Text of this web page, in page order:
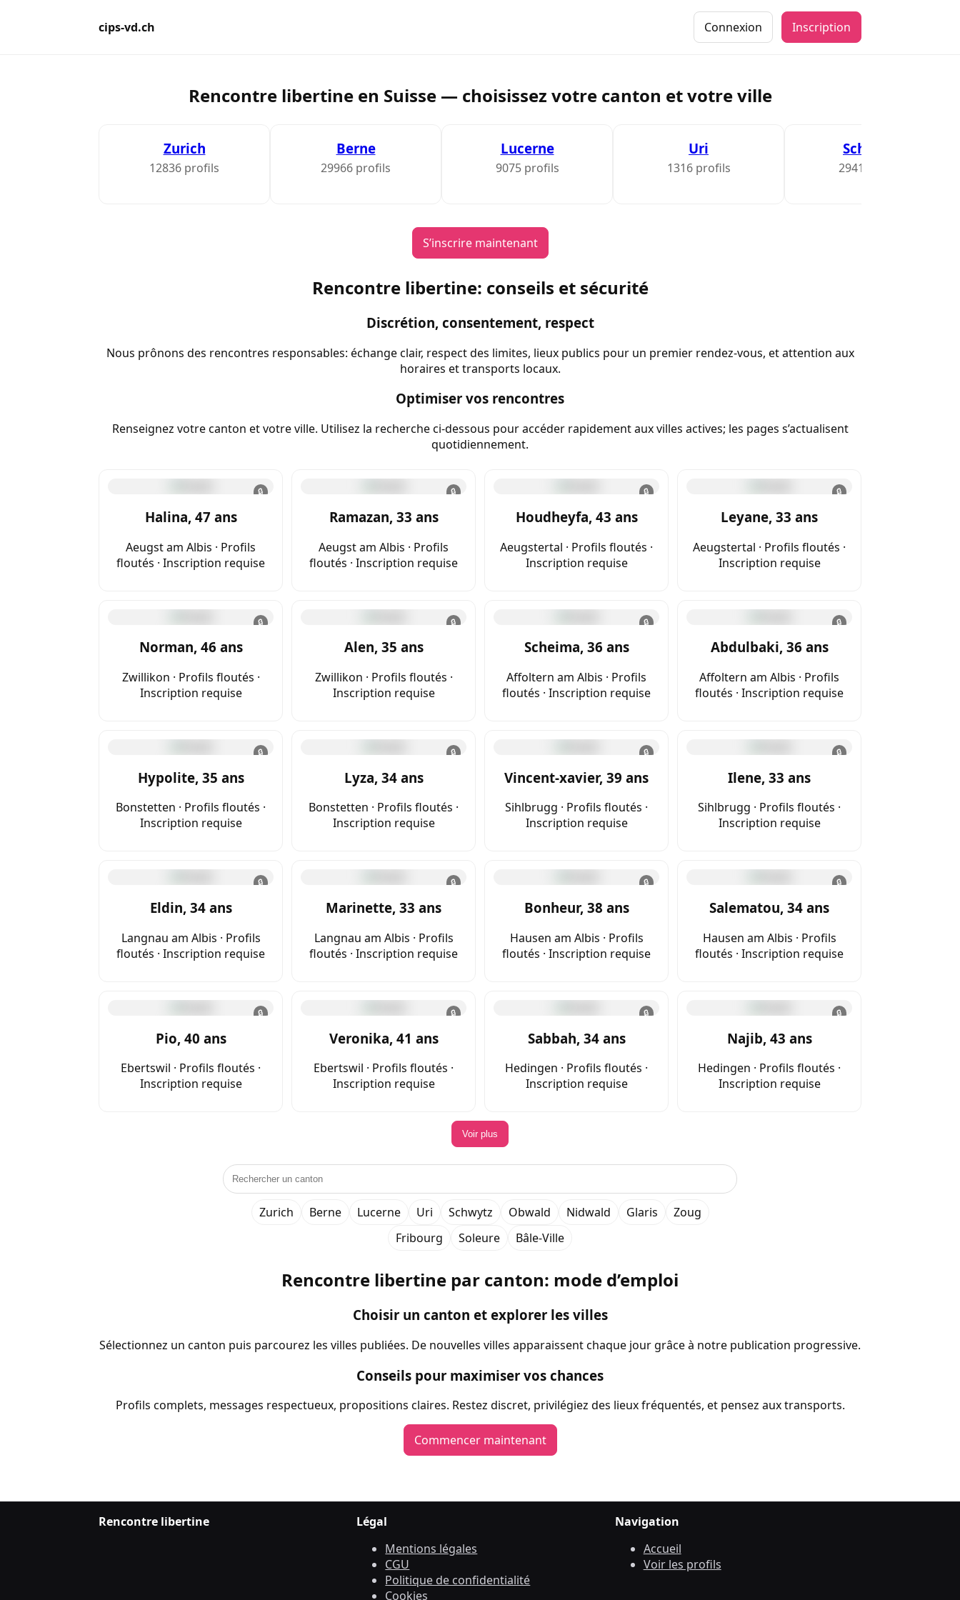
cips-vd.ch Connexion Inscription
Rencontre libertine en Suisse — choisissez votre canton et votre ville
Zurich
12836 profils
Berne
29966 profils
Lucerne
9075 profils
Uri
1316 profils
Schwytz
2941 profils
S’inscrire maintenant
Rencontre libertine: conseils et sécurité
Discrétion, consentement, respect
Nous prônons des rencontres responsables: échange clair, respect des limites, lieux publics pour un premier rendez‑vous, et attention aux
horaires et transports locaux.
Optimiser vos rencontres
Renseignez votre canton et votre ville. Utilisez la recherche ci‑dessous pour accéder rapidement aux villes actives; les pages s’actualisent
quotidiennement.
🔒
Halina, 47 ans
Aeugst am Albis · Profils
floutés · Inscription requise
🔒
Ramazan, 33 ans
Aeugst am Albis · Profils
floutés · Inscription requise
🔒
Houdheyfa, 43 ans
Aeugstertal · Profils floutés ·
Inscription requise
🔒
Leyane, 33 ans
Aeugstertal · Profils floutés ·
Inscription requise
🔒
Norman, 46 ans
Zwillikon · Profils floutés ·
Inscription requise
🔒
Alen, 35 ans
Zwillikon · Profils floutés ·
Inscription requise
🔒
Scheima, 36 ans
Affoltern am Albis · Profils
floutés · Inscription requise
🔒
Abdulbaki, 36 ans
Affoltern am Albis · Profils
floutés · Inscription requise
🔒
Hypolite, 35 ans
Bonstetten · Profils floutés ·
Inscription requise
🔒
Lyza, 34 ans
Bonstetten · Profils floutés ·
Inscription requise
🔒
Vincent-xavier, 39 ans
Sihlbrugg · Profils floutés ·
Inscription requise
🔒
Ilene, 33 ans
Sihlbrugg · Profils floutés ·
Inscription requise
🔒
Eldin, 34 ans
Langnau am Albis · Profils
floutés · Inscription requise
🔒
Marinette, 33 ans
Langnau am Albis · Profils
floutés · Inscription requise
🔒
Bonheur, 38 ans
Hausen am Albis · Profils
floutés · Inscription requise
🔒
Salematou, 34 ans
Hausen am Albis · Profils
floutés · Inscription requise
🔒
Pio, 40 ans
Ebertswil · Profils floutés ·
Inscription requise
🔒
Veronika, 41 ans
Ebertswil · Profils floutés ·
Inscription requise
🔒
Sabbah, 34 ans
Hedingen · Profils floutés ·
Inscription requise
🔒
Najib, 43 ans
Hedingen · Profils floutés ·
Inscription requise
Voir plus
Zurich Berne Lucerne Uri Schwytz Obwald Nidwald Glaris
Zoug
Fribourg
Soleure Bâle-Ville
Rencontre libertine par canton: mode d’emploi
Choisir un canton et explorer les villes
Sélectionnez un canton puis parcourez les villes publiées. De nouvelles villes apparaissent chaque jour grâce à notre publication progressive.
Conseils pour maximiser vos chances
Profils complets, messages respectueux, propositions claires. Restez discret, privilégiez des lieux fréquentés, et pensez aux transports.
Commencer maintenant
Rencontre libertine
Légal
Mentions légales
CGU
Politique de confidentialité
Cookies
Navigation
Accueil
Voir les profils